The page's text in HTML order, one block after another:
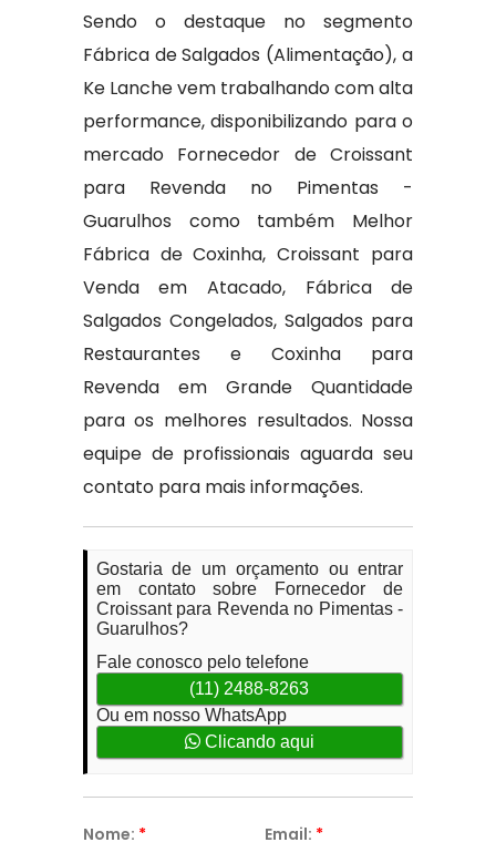
Sendo o destaque no segmento
Fábrica de Salgados (Alimentação), a
Ke Lanche vem trabalhando com alta
performance, disponibilizando para o
mercado Fornecedor de Croissant
para Revenda no Pimentas -
Guarulhos como também Melhor
Fábrica de Coxinha, Croissant para
Venda em Atacado, Fábrica de
Salgados Congelados, Salgados para
Restaurantes e Coxinha para
Revenda em Grande Quantidade
para os melhores resultados. Nossa
equipe de profissionais aguarda seu
contato para mais informações.
Gostaria de um orçamento ou entrar
em contato sobre Fornecedor de
Croissant para Revenda no Pimentas -
Guarulhos?
Fale conosco pelo telefone
(11) 2488-8263
Ou em nosso WhatsApp
Clicando aqui
Nome: * Email: *